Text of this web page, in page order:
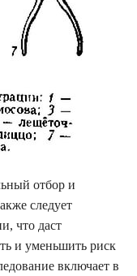
отбор и
следует
что даст
и уменьшить риск
включает в